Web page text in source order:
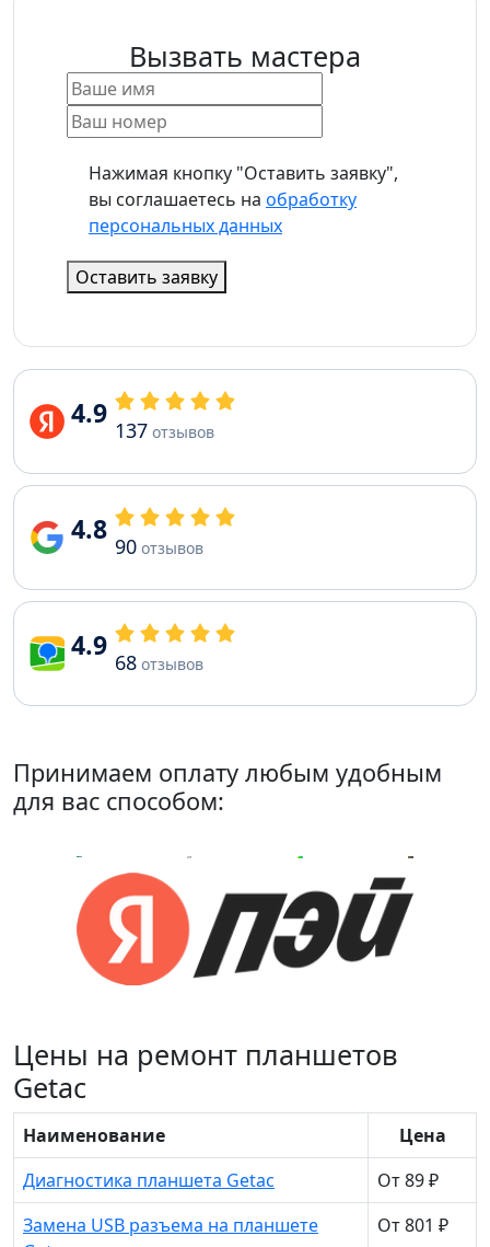
Вызвать мастера
Нажимая кнопку "Оставить заявку",
вы соглашаетесь на обработку
персональных данных
Оставить заявку
4.9 137 отзывов
4.8 90 отзывов
4.9 68 отзывов
Принимаем оплату любым удобным
для вас способом:
Цены на ремонт планшетов
Getac
Наименование
Цена
Диагностика планшета Getac
От 89 ₽
Замена USB разъема на планшете
От 801 ₽